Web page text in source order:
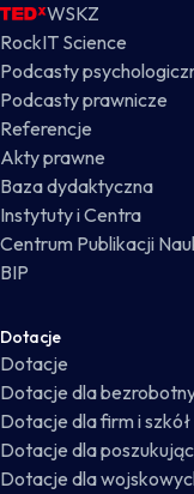
WSKZ
RockIT Science
Podcasty
Podcasty prawnicze
Referencje
Akty prawne
Baza dydaktyczna
Instytuty i Centra
Centrum Publikacji
BIP
Dotacje
Dotacje
Dotacje dla
Dotacje dla firm i szkół
Dotacje dla
Dotacje dla